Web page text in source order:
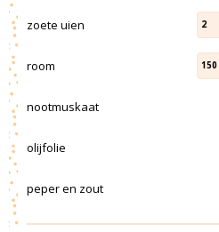
zoete uien 2
room 150
nootmuskaat
olijfolie
peper en zout